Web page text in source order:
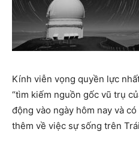
Kính viễn vọng quyền lực
“tìm kiếm nguồn gốc vũ trụ
động vào ngày hôm nay và
thêm về việc sự sống trên